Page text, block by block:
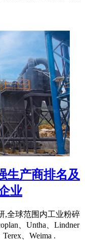
生产商排名及
业
,全球范围内工业粉碎
、Untha、Lindner
、Weima .